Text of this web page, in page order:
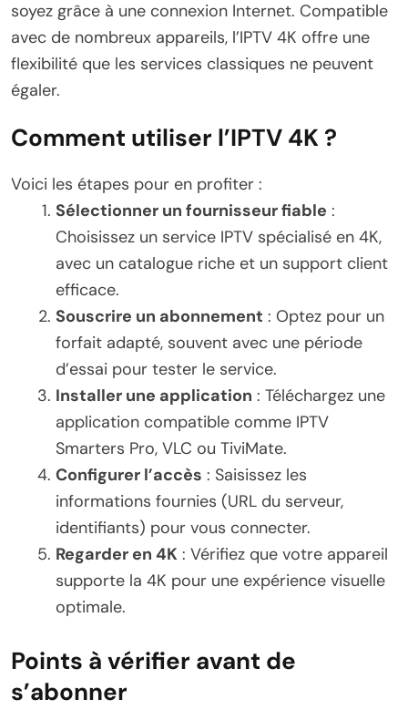
soyez grâce à une connexion Internet. Compatible
avec de nombreux appareils, l’IPTV 4K offre une
flexibilité que les services classiques ne peuvent
égaler.
Comment utiliser l’IPTV 4K ?
Voici les étapes pour en profiter :
Sélectionner un fournisseur fiable :
Choisissez un service IPTV spécialisé en 4K,
avec un catalogue riche et un support client
efficace.
Souscrire un abonnement : Optez pour un
forfait adapté, souvent avec une période
d’essai pour tester le service.
Installer une application : Téléchargez une
application compatible comme IPTV
Smarters Pro, VLC ou TiviMate.
Configurer l’accès : Saisissez les
informations fournies (URL du serveur,
identifiants) pour vous connecter.
Regarder en 4K : Vérifiez que votre appareil
supporte la 4K pour une expérience visuelle
optimale.
Points à vérifier avant de
s’abonner